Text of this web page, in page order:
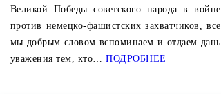
Великой Победы советского народа в войне
против немецко-фашистских захватчиков, все
мы добрым словом вспоминаем и отдаем дань
уважения тем, кто… ПОДРОБНЕЕ